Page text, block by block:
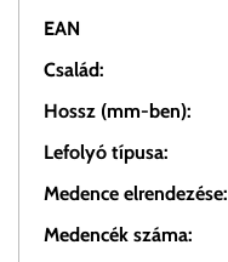
EAN
Család:
Hossz (mm-ben):
Lefolyó típusa:
Medence elrendezése:
Medencék száma: